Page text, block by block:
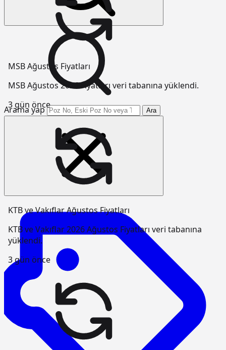
Arama yap Ara
MSB Ağustos Fiyatları
MSB Ağustos 2026 Fiyatları veri tabanına yüklendi.
3 gün önce
KTB ve Vakıflar Ağustos Fiyatları
KTB ve Vakıflar 2026 Ağustos Fiyatları veri tabanına
yüklendi.
3 gün önce